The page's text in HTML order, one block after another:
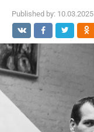
Published by: 10.03.2025